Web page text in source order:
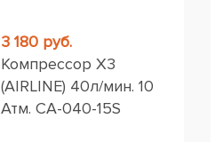
3 180 руб.
Компрессор X3
(AIRLINE) 40л/мин. 10
Атм. CA-040-15S